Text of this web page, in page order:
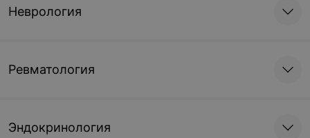
Неврология
Ревматология
Эндокринология